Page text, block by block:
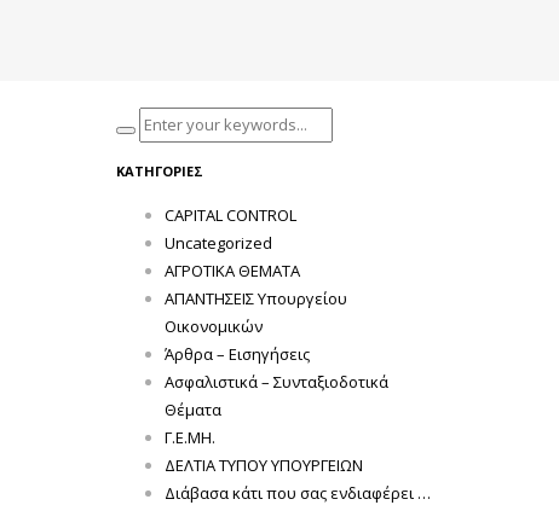
ΚΑΤΗΓΟΡΊΕΣ
CAPITAL CONTROL
Uncategorized
ΑΓΡΟΤΙΚΑ ΘΕΜΑΤΑ
ΑΠΑΝΤΗΣΕΙΣ Υπουργείου
Οικονομικών
Άρθρα – Εισηγήσεις
Ασφαλιστικά – Συνταξιοδοτικά
Θέματα
Γ.Ε.ΜΗ.
ΔΕΛΤΙΑ ΤΥΠΟΥ ΥΠΟΥΡΓΕΙΩΝ
Διάβασα κάτι που σας ενδιαφέρει …